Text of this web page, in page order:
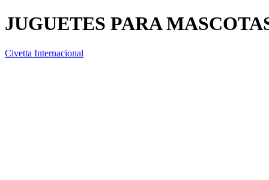
JUGUETES PARA
Civetta Internacional